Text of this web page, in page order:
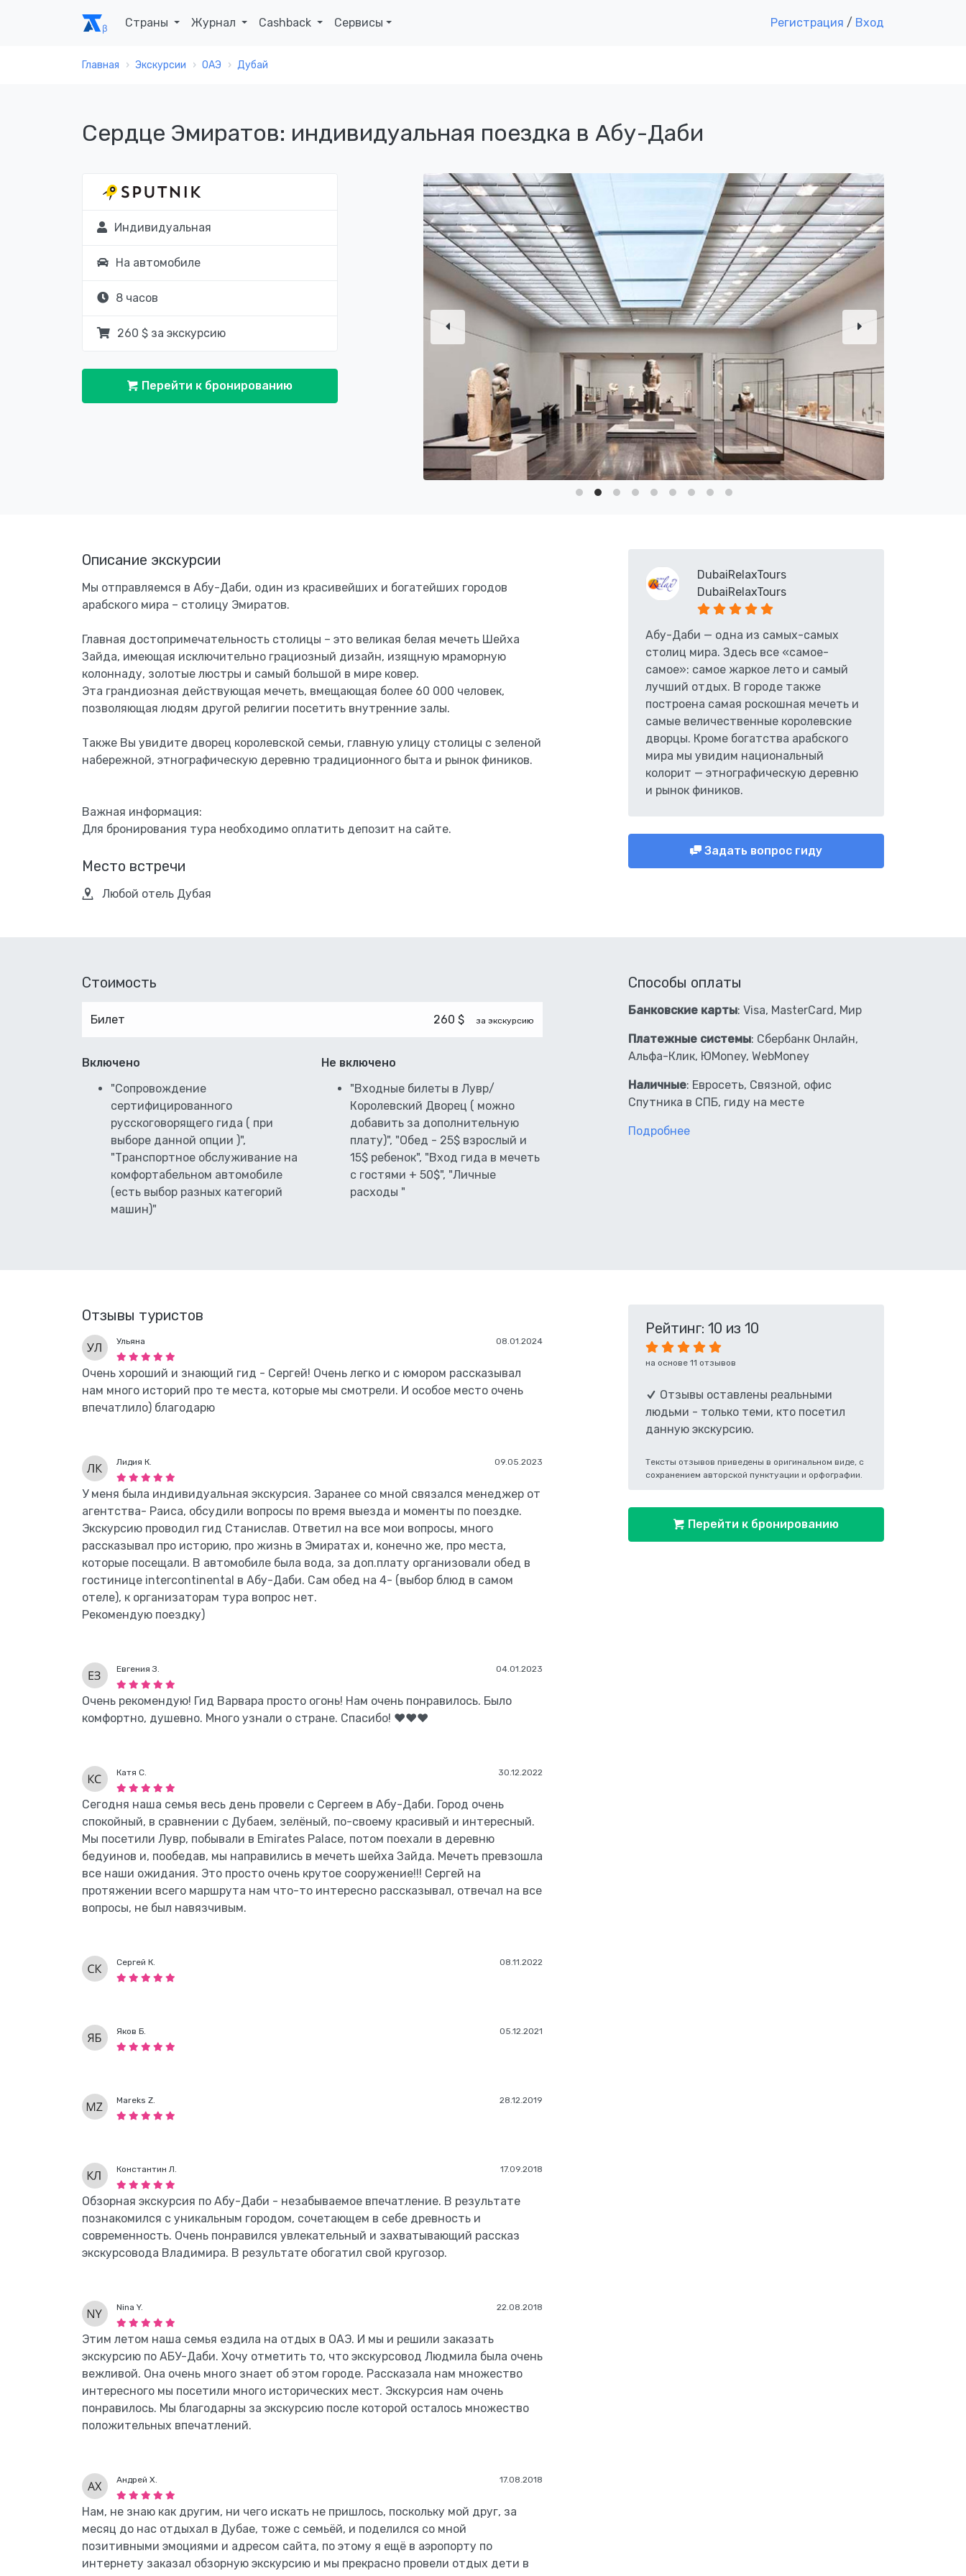
Страны Журнал Cashback Сервисы Регистрация / Вход
Главная Экскурсии ОАЭ Дубай
Сердце Эмиратов: индивидуальная поездка в Абу-Даби
Индивидуальная
На автомобиле
8 часов
260 $ за экскурсию
Перейти к бронированию
Описание экскурсии
Мы отправляемся в Абу-Даби, один из красивейших и богатейших городов
арабского мира – столицу Эмиратов.
Главная достопримечательность столицы – это великая белая мечеть Шейха
Зайда, имеющая исключительно грациозный дизайн, изящную мраморную
колоннаду, золотые люстры и самый большой в мире ковер.
Эта грандиозная действующая мечеть, вмещающая более 60 000 человек,
позволяющая людям другой религии посетить внутренние залы.
Также Вы увидите дворец королевской семьи, главную улицу столицы с зеленой
набережной, этнографическую деревню традиционного быта и рынок фиников.
Важная информация:
Для бронирования тура необходимо оплатить депозит на сайте.
Место встречи
Любой отель Дубая
DubaiRelaxTours
DubaiRelaxTours
Абу-Даби — одна из самых-самых
столиц мира. Здесь все «самое-
самое»: самое жаркое лето и самый
лучший отдых. В городе также
построена самая роскошная мечеть и
самые величественные королевские
дворцы. Кроме богатства арабского
мира мы увидим национальный
колорит — этнографическую деревню
и рынок фиников.
Задать вопрос гиду
Стоимость
Билет 260 $ за экскурсию
Включено
"Сопровождение
сертифицированного
русскоговорящего гида ( при
выборе данной опции )",
"Транспортное обслуживание на
комфортабельном автомобиле
(есть выбор разных категорий
машин)"
Не включено
"Входные билеты в Лувр/
Королевский Дворец ( можно
добавить за дополнительную
плату)", "Обед - 25$ взрослый и
15$ ребенок", "Вход гида в мечеть
с гостями + 50$", "Личные
расходы "
Способы оплаты
Банковские карты: Visa, MasterCard, Мир
Платежные системы: Сбербанк Онлайн,
Альфа-Клик, ЮMoney, WebMoney
Наличные: Евросеть, Связной, офис
Спутника в СПБ, гиду на месте
Подробнее
Отзывы туристов
08.01.2024
Ульяна
Очень хороший и знающий гид - Сергей! Очень легко и с юмором рассказывал
нам много историй про те места, которые мы смотрели. И особое место очень
впечатлило) благодарю
09.05.2023
Лидия К.
У меня была индивидуальная экскурсия. Заранее со мной связался менеджер от
агентства- Раиса, обсудили вопросы по время выезда и моменты по поездке.
Экскурсию проводил гид Станислав. Ответил на все мои вопросы, много
рассказывал про историю, про жизнь в Эмиратах и, конечно же, про места,
которые посещали. В автомобиле была вода, за доп.плату организовали обед в
гостинице intercontinental в Абу-Даби. Сам обед на 4- (выбор блюд в самом
отеле), к организаторам тура вопрос нет.
Рекомендую поездку)
04.01.2023
Евгения З.
Очень рекомендую! Гид Варвара просто огонь! Нам очень понравилось. Было
комфортно, душевно. Много узнали о стране. Спасибо! ❤️❤️❤️
30.12.2022
Катя С.
Сегодня наша семья весь день провели с Сергеем в Абу-Даби. Город очень
спокойный, в сравнении с Дубаем, зелёный, по-своему красивый и интересный.
Мы посетили Лувр, побывали в Emirates Palace, потом поехали в деревню
бедуинов и, пообедав, мы направились в мечеть шейха Зайда. Мечеть превзошла
все наши ожидания. Это просто очень крутое сооружение!!! Сергей на
протяжении всего маршрута нам что-то интересно рассказывал, отвечал на все
вопросы, не был навязчивым.
08.11.2022
Сергей К.
05.12.2021
Яков Б.
28.12.2019
Mareks Z.
17.09.2018
Константин Л.
Обзорная экскурсия по Абу-Даби - незабываемое впечатление. В результате
познакомился с уникальным городом, сочетающем в себе древность и
современность. Очень понравился увлекательный и захватывающий рассказ
экскурсовода Владимира. В результате обогатил свой кругозор.
22.08.2018
Nina Y.
Этим летом наша семья ездила на отдых в ОАЭ. И мы и решили заказать
экскурсию по АБУ-Даби. Хочу отметить то, что экскурсовод Людмила была очень
вежливой. Она очень много знает об этом городе. Рассказала нам множество
интересного мы посетили много исторических мест. Экскурсия нам очень
понравилось. Мы благодарны за экскурсию после которой осталось множество
положительных впечатлений.
17.08.2018
Андрей Х.
Нам, не знаю как другим, ни чего искать не пришлось, поскольку мой друг, за
месяц до нас отдыхал в Дубае, тоже с семьёй, и поделился со мной
позитивными эмоциями и адресом сайта, по этому я ещё в аэропорту по
интернету заказал обзорную экскурсию и мы прекрасно провели отдых дети в
Рейтинг: 10 из 10
на основе 11 отзывов
Отзывы оставлены реальными
людьми - только теми, кто посетил
данную экскурсию.
Тексты отзывов приведены в оригинальном виде, с
сохранением авторской пунктуации и орфографии.
Перейти к бронированию